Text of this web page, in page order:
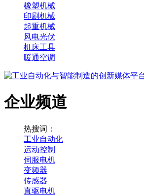
橡塑机械
印刷机械
起重机械
风电光伏
机床工具
暖通空调
企业频道
热搜词：
工业自动化
运动控制
伺服电机
变频器
传感器
直驱电机